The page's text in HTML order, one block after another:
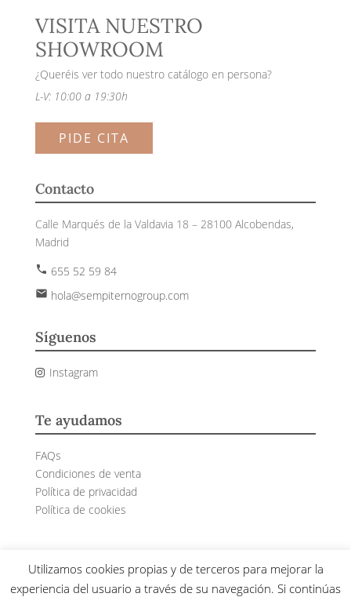
VISITA NUESTRO
SHOWROOM
¿Queréis ver todo nuestro catálogo en persona?
L-V: 10:00 a 19:30h
PIDE CITA
Contacto
Calle Marqués de la Valdavia 18 – 28100 Alcobendas,
Madrid
phone 655 52 59 84
email hola@sempiternogroup.com
Síguenos
Instagram
Te ayudamos
FAQs
Condiciones de venta
Política de privacidad
Política de cookies
Sempiterno© 2024 – Todos los derechos reservados
Utilizamos cookies propias y de terceros para mejorar la
experiencia del usuario a través de su navegación. Si continúas